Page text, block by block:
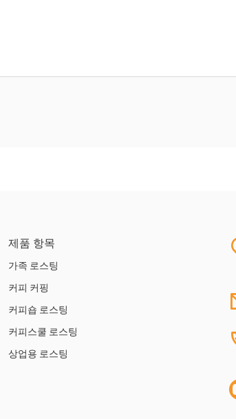
제품 항목
가족 로스팅
커피 커핑
커피숍 로스팅
커피스쿨 로스팅
상업용 로스팅